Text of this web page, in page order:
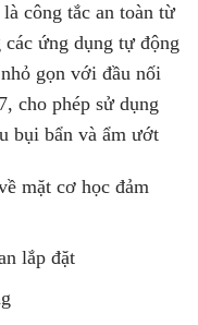
là công tắc an toàn từ
ứng dụng tự động
gọn với đầu nối
cho phép sử dụng
bụi bẩn và ẩm ướt
mặt cơ học đảm
lắp đặt